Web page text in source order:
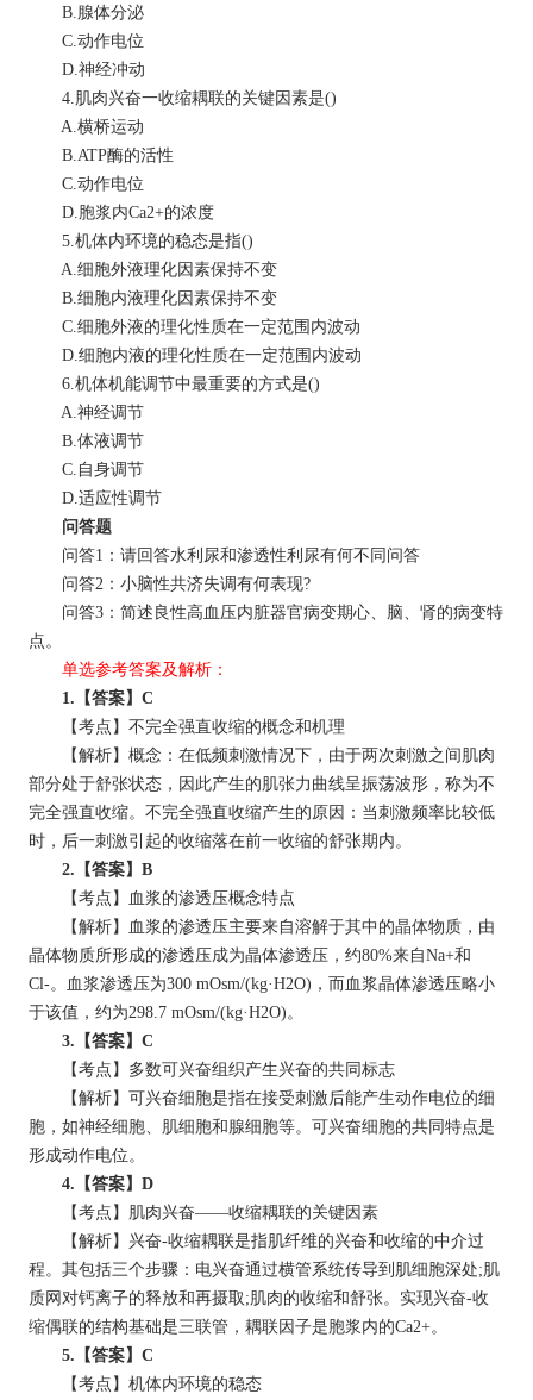
B.腺体分泌
C.动作电位
D.神经冲动
4.肌肉兴奋一收缩耦联的关键因素是()
A.横桥运动
B.ATP酶的活性
C.动作电位
D.胞浆内Ca2+的浓度
5.机体内环境的稳态是指()
A.细胞外液理化因素保持不变
B.细胞内液理化因素保持不变
C.细胞外液的理化性质在一定范围内波动
D.细胞内液的理化性质在一定范围内波动
6.机体机能调节中最重要的方式是()
A.神经调节
B.体液调节
C.自身调节
D.适应性调节
问答题
问答1：请回答水利尿和渗透性利尿有何不同问答
问答2：小脑性共济失调有何表现?
问答3：简述良性高血压内脏器官病变期心、脑、肾的病变特
点。
单选参考答案及解析：
1.【答案】C
【考点】不完全强直收缩的概念和机理
【解析】概念：在低频刺激情况下，由于两次刺激之间肌肉
部分处于舒张状态，因此产生的肌张力曲线呈振荡波形，称为不
完全强直收缩。不完全强直收缩产生的原因：当刺激频率比较低
时，后一刺激引起的收缩落在前一收缩的舒张期内。
2.【答案】B
【考点】血浆的渗透压概念特点
【解析】血浆的渗透压主要来自溶解于其中的晶体物质，由
晶体物质所形成的渗透压成为晶体渗透压，约80%来自Na+和
Cl-。血浆渗透压为300 mOsm/(kg·H2O)，而血浆晶体渗透压略小
于该值，约为298.7 mOsm/(kg·H2O)。
3.【答案】C
【考点】多数可兴奋组织产生兴奋的共同标志
【解析】可兴奋细胞是指在接受刺激后能产生动作电位的细
胞，如神经细胞、肌细胞和腺细胞等。可兴奋细胞的共同特点是
形成动作电位。
4.【答案】D
【考点】肌肉兴奋——收缩耦联的关键因素
【解析】兴奋-收缩耦联是指肌纤维的兴奋和收缩的中介过
程。其包括三个步骤：电兴奋通过横管系统传导到肌细胞深处;肌
质网对钙离子的释放和再摄取;肌肉的收缩和舒张。实现兴奋-收
缩偶联的结构基础是三联管，耦联因子是胞浆内的Ca2+。
5.【答案】C
【考点】机体内环境的稳态